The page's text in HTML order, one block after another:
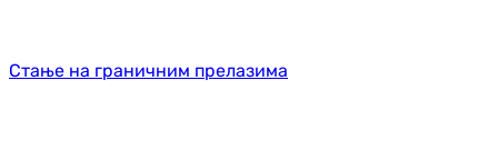
Стање на граничним прелазима